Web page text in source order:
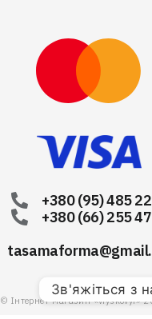
+380 (95) 485
+380 (66) 255
© Інтернет-магазин «viyskovyi»
Зв'яжіться з